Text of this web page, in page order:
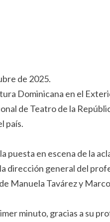
de 2025.
Dominicana en el
de Teatro de la
país.
en escena de la
dirección general del
Manuela Tavárez y
minuto, gracias a su